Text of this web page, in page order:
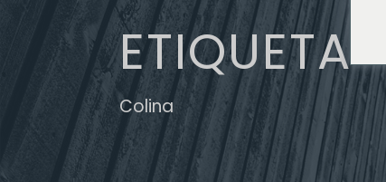
ETIQUETA
Colina